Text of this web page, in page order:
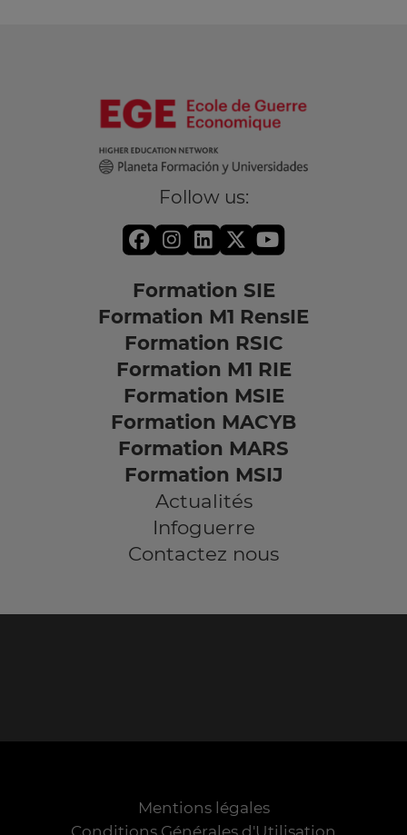
Follow us:
Formation SIE
Formation M1 RensIE
Formation RSIC
Formation M1 RIE
Formation MSIE
Formation MACYB
Formation MARS
Formation MSIJ
Actualités
Infoguerre
Contactez nous
Mentions légales
Conditions Générales d'Utilisation